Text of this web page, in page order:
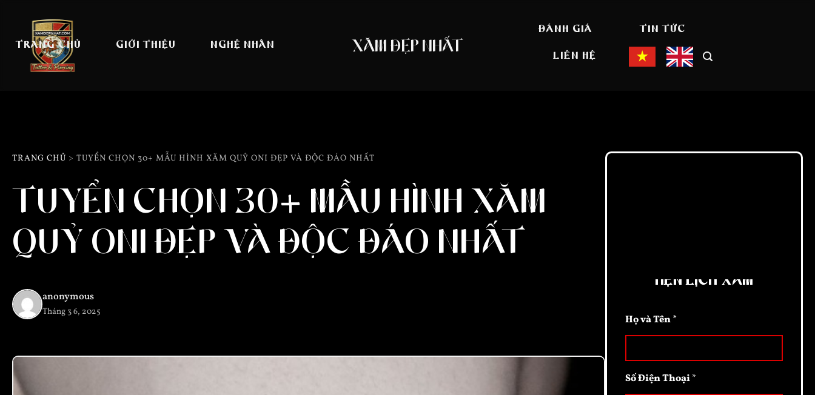
XĂM ĐẸP NHẤT
TRANG CHỦ GIỚI THIỆU NGHỆ NHÂN
ĐÁNH GIÁ TIN TỨC
LIÊN HỆ
TRANG CHỦ > TUYỂN CHỌN 30+ MẪU HÌNH XĂM QUỶ ONI ĐẸP VÀ ĐỘC ĐÁO NHẤT
TUYỂN CHỌN 30+ MẪU HÌNH XĂM
QUỶ ONI ĐẸP VÀ ĐỘC ĐÁO NHẤT
anonymous
Tháng 3 6, 2025
HẸN LỊCH XĂM
Họ và Tên*
Số Điện Thoại*